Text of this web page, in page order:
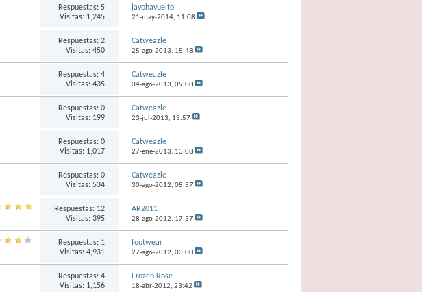
Respuestas: 5
Visitas: 1,245
javohavuelto
21-may-2014, 11:08
Respuestas: 2
Visitas: 450
Catweazle
25-ago-2013, 15:48
Respuestas: 4
Visitas: 435
Catweazle
04-ago-2013, 09:08
Respuestas: 0
Visitas: 199
Catweazle
23-jul-2013, 13:57
Respuestas: 0
Visitas: 1,017
Catweazle
27-ene-2013, 13:08
Respuestas: 0
Visitas: 534
Catweazle
30-ago-2012, 05:57
Respuestas: 12
Visitas: 395
AR2011
28-ago-2012, 17:37
Respuestas: 1
Visitas: 4,931
footwear
27-ago-2012, 03:00
Respuestas: 4
Visitas: 1,156
Frozen Rose
18-abr-2012, 23:42